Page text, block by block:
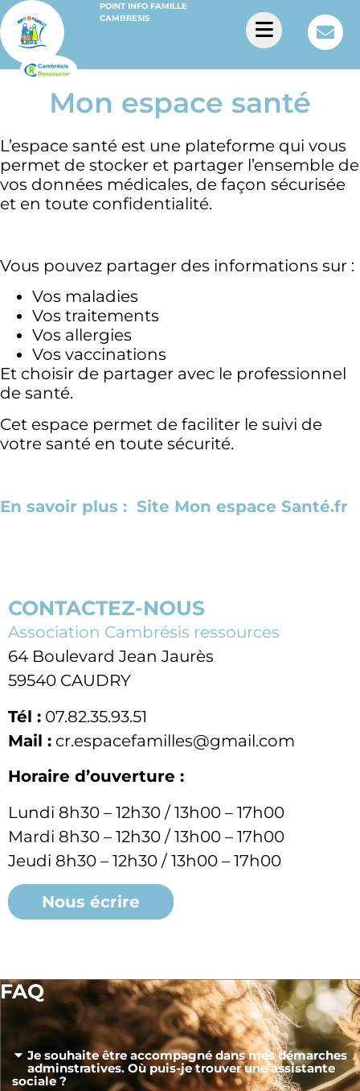
POINT INFO FAMILLE
CAMBRESIS
Mon espace santé
L’espace santé est une plateforme qui vous
permet de stocker et partager l’ensemble de
vos données médicales, de façon sécurisée
et en toute confidentialité.
Vous pouvez partager des informations sur :
Vos maladies
Vos traitements
Vos allergies
Vos vaccinations
Et choisir de partager avec le professionnel
de santé.
Cet espace permet de faciliter le suivi de
votre santé en toute sécurité.
En savoir plus : Site Mon espace Santé.fr
CONTACTEZ-NOUS
Association Cambrésis ressources
64 Boulevard Jean Jaurès
59540 CAUDRY
Tél : 07.82.35.93.51
Mail : cr.espacefamilles@gmail.com
Horaire d’ouverture :
Lundi 8h30 – 12h30 / 13h00 – 17h00
Mardi 8h30 – 12h30 / 13h00 – 17h00
Jeudi 8h30 – 12h30 / 13h00 – 17h00
Nous écrire
FAQ
Je souhaite être accompagné dans mes démarches
adminstratives. Où puis-je trouver une assistante
sociale ?